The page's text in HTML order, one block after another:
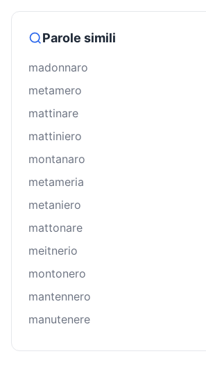
Parole simili
madonnaro
metamero
mattinare
mattiniero
montanaro
metameria
metaniero
mattonare
meitnerio
montonero
mantennero
manutenere